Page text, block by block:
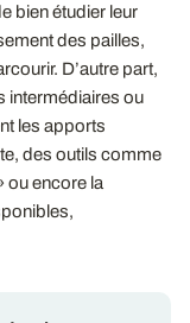
bien étudier leur
des pailles,
D’autre part,
intermédiaires ou
les apports
des outils comme
ou encore la